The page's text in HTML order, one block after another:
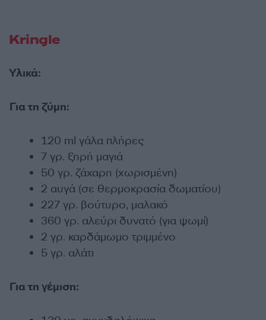
Kringle
Υλικά:
Για τη ζύμη:
120 ml γάλα πλήρες
7 γρ. ξηρή μαγιά
50 γρ. ζάχαρη (χωρισμένη)
2 αυγά (σε θερμοκρασία δωματίου)
227 γρ. βούτυρο, μαλακό
360 γρ. αλεύρι δυνατό (για ψωμί)
2 γρ. καρδάμωμο τριμμένο
5 γρ. αλάτι
Για τη γέμιση: